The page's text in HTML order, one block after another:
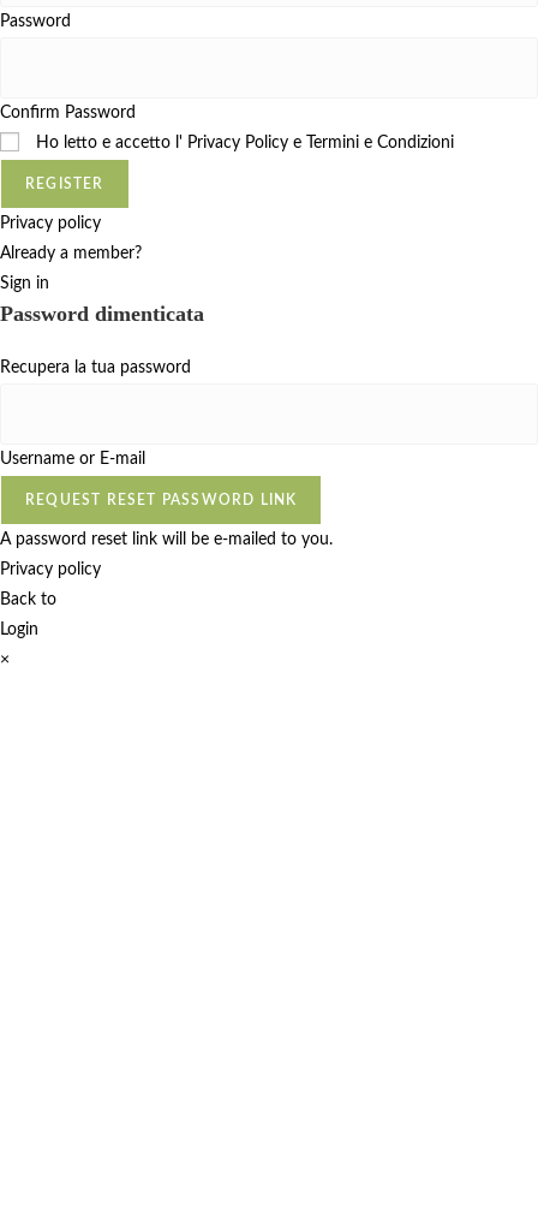
Password
Confirm Password
Ho letto e accetto l' Privacy Policy e Termini e Condizioni
REGISTER
Privacy policy
Already a member?
Sign in
Password dimenticata
Recupera la tua password
Username or E-mail
REQUEST RESET PASSWORD LINK
A password reset link will be e-mailed to you.
Privacy policy
Back to
Login
×